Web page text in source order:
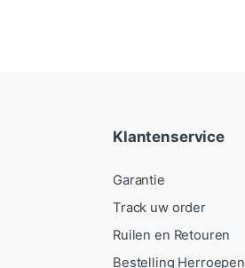
Klantenservice
Garantie
Track uw order
Ruilen en Retouren
Bestelling Herroepen